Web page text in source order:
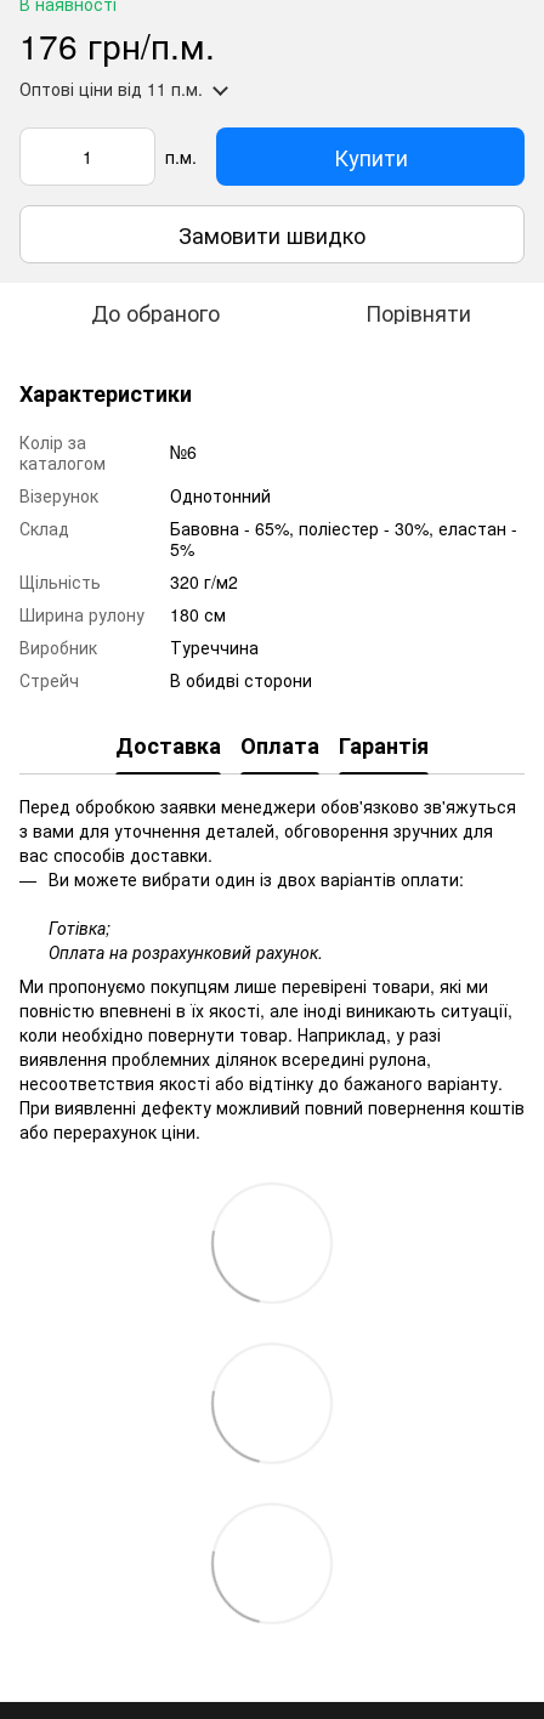
176 грн/п.м.
Оптові ціни від 11 п.м.
п.м. Купити
Замовити швидко
До обраного Порівняти
Характеристики
Колір за
каталогом
№6
Візерунок
Однотонний
Склад
Бавовна - 65%, поліестер - 30%, еластан -
5%
Щільність
320 г/м2
Ширина рулону
180 см
Виробник
Туреччина
Стрейч
В обидві сторони
Доставка Оплата Гарантія
Перед обробкою заявки менеджери обов'язково зв'яжуться
з вами для уточнення деталей, обговорення зручних для
вас способів доставки.
Ви можете вибрати один із двох варіантів оплати:
Готівка;
Оплата на розрахунковий рахунок.
Ми пропонуємо покупцям лише перевірені товари, які ми
повністю впевнені в їх якості, але іноді виникають ситуації,
коли необхідно повернути товар. Наприклад, у разі
виявлення проблемних ділянок всередині рулона,
несоответствия якості або відтінку до бажаного варіанту.
При виявленні дефекту можливий повний повернення коштів
або перерахунок ціни.